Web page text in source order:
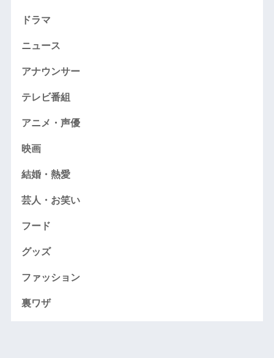
ドラマ
ニュース
アナウンサー
テレビ番組
アニメ・声優
映画
結婚・熱愛
芸人・お笑い
フード
グッズ
ファッション
裏ワザ